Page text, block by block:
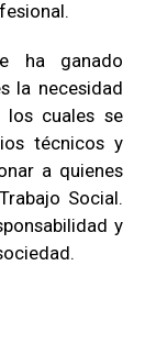
ha ganado
la necesidad
los cuales se
técnicos y
a quienes
Social.
y